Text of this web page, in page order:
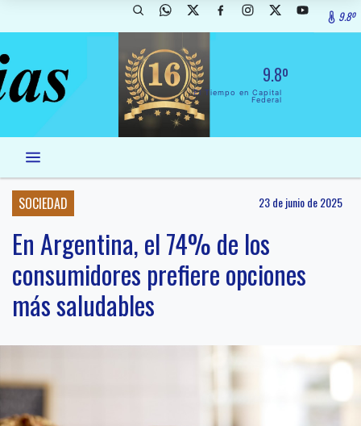
9.8º
9.8º
El Tiempo en Capital
Federal
SOCIEDAD 23 de junio de 2025
En Argentina, el 74% de los
consumidores prefiere opciones
más saludables